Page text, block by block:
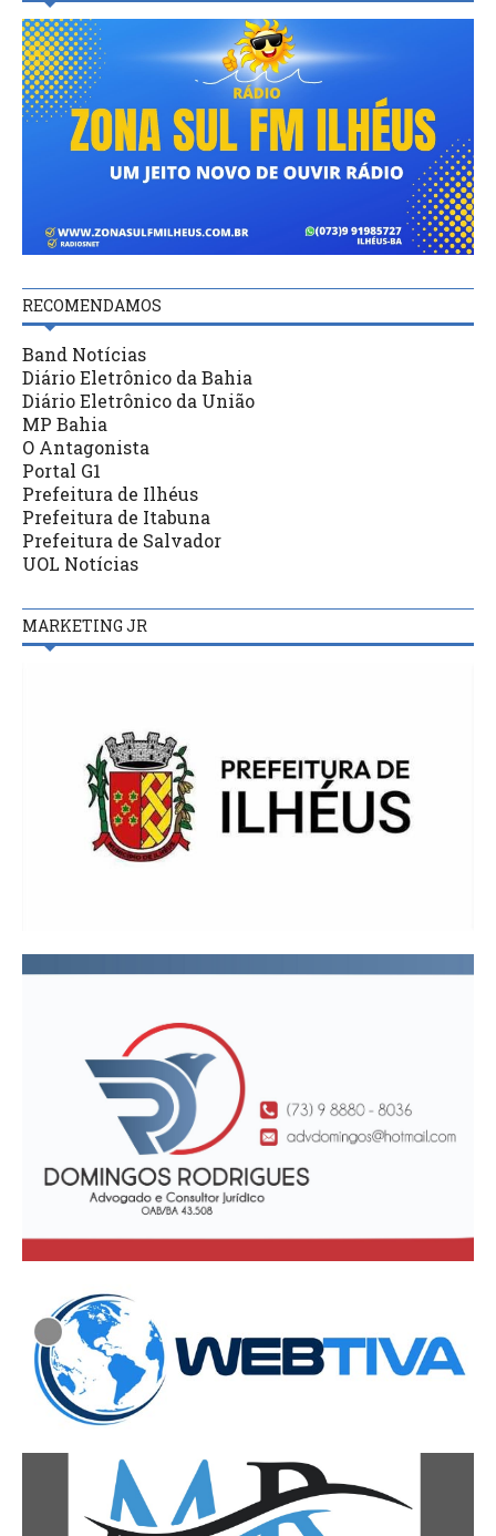
RECOMENDAMOS
Band Notícias
Diário Eletrônico da Bahia
Diário Eletrônico da União
MP Bahia
O Antagonista
Portal G1
Prefeitura de Ilhéus
Prefeitura de Itabuna
Prefeitura de Salvador
UOL Notícias
MARKETING JR